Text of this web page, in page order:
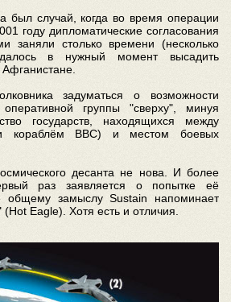
был случай, когда во время операции
году дипломатические согласования
заняли столько времени (несколько
в нужный момент высадить
Афганистане.
задуматься о возможности
группы "сверху", минуя
государств, находящихся между
кораблём ВВС) и местом боевых
десанта не нова. И более
раз заявляется о попытке её
общему замыслу Sustain напоминает
(Hot Eagle). Хотя есть и отличия.